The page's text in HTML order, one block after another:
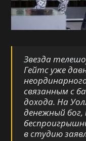
Звезда
Гейтс уже
связанным с
дохода. На
денежный
в студию